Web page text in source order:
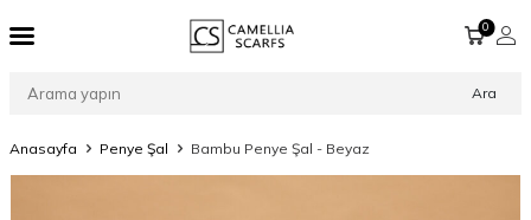
Ara
0
Anasayfa Penye Şal Bambu Penye Şal - Beyaz